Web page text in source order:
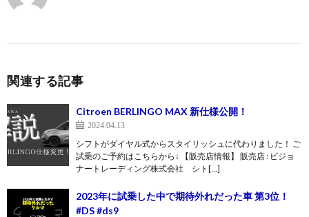
関連する記事
Citroen BERLINGO MAX 新仕様公開！
2024.04.13
シフトがダイヤル式からスタイリッシュに代わりました！ ご
試乗のご予約はこちらから↓ 【販売店情報】 販売店 : ビジョ
ナートレーディング株式会社 シト[…]
2023年に試乗した中で期待外れだった車 第3位！
#DS #ds9